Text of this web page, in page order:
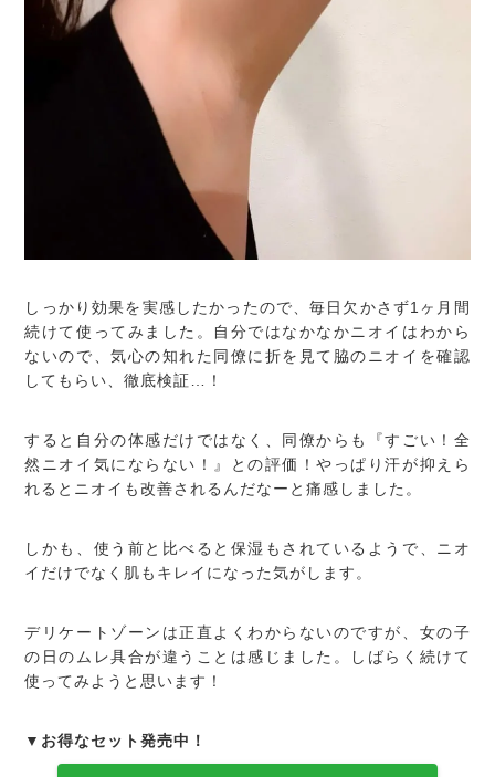
しっかり効果を実感したかったので、毎日欠かさず1ヶ月間
続けて使ってみました。自分ではなかなかニオイはわから
ないので、気心の知れた同僚に折を見て脇のニオイを確認
してもらい、徹底検証…！
すると自分の体感だけではなく、同僚からも『すごい！全
然ニオイ気にならない！』との評価！やっぱり汗が抑えら
れるとニオイも改善されるんだなーと痛感しました。
しかも、使う前と比べると保湿もされているようで、ニオ
イだけでなく肌もキレイになった気がします。
デリケートゾーンは正直よくわからないのですが、女の子
の日のムレ具合が違うことは感じました。しばらく続けて
使ってみようと思います！
▼お得なセット発売中！